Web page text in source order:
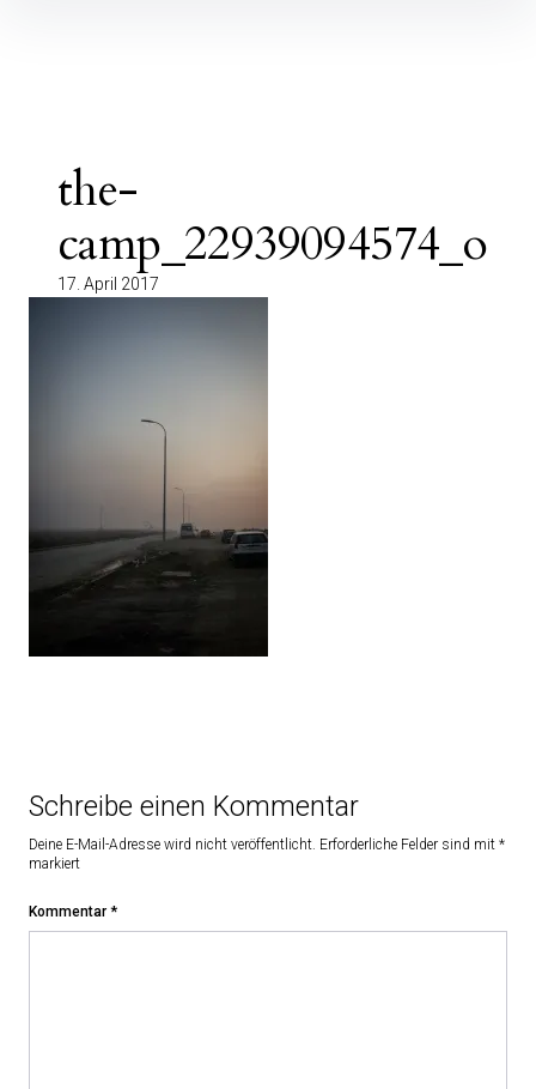
the-
camp_22939094574_o
17. April 2017
Schreibe einen Kommentar
Deine E-Mail-Adresse wird nicht veröffentlicht. Erforderliche Felder sind mit *
markiert
Kommentar *